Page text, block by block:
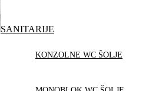
SANITARIJE
KONZOLNE WC ŠOLJE